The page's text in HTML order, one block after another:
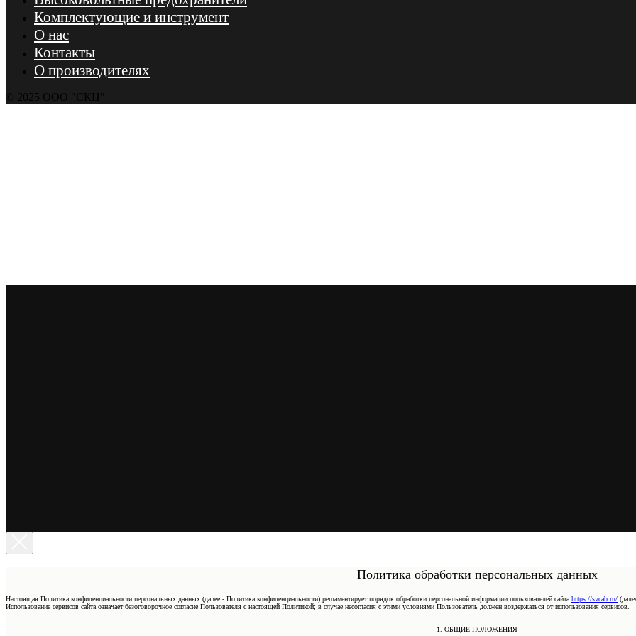
Комплектующие и инструмент
О нас
Контакты
О производителях
© 2025 ООО "СКЦ"
Политика обработки персональных данных
Настоящая Политика конфиденциальности персональных данных (далее - Политика конфиденциальности) регламентирует порядок обработки персональной информации пользователей сайта https://svcab.ru/
Использование сервисов сайта означает безоговорочное согласие Пользователя с настоящей Политикой; в случае несогласия с этими условиями Пользователь должен воздержаться от использования сервисов.
1. ОБЩИЕ ПОЛОЖЕНИЯ